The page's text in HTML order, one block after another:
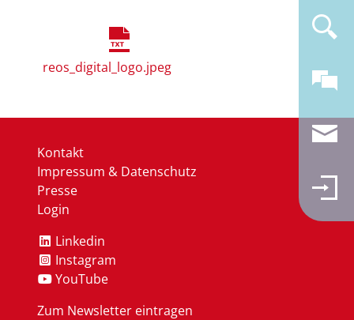
reos_digital_logo.jpeg
Kontakt
Impressum & Datenschutz
Presse
Login
Linkedin
Instagram
YouTube
Zum Newsletter eintragen